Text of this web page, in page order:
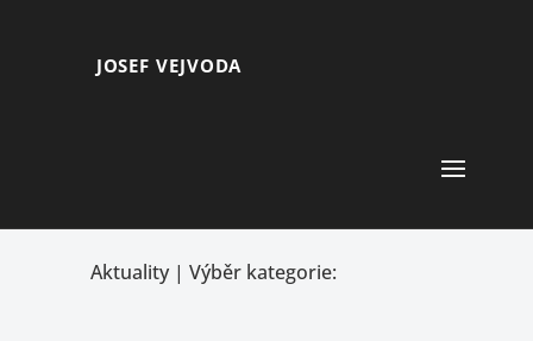
JOSEF VEJVODA
Aktuality | Výběr kategorie: